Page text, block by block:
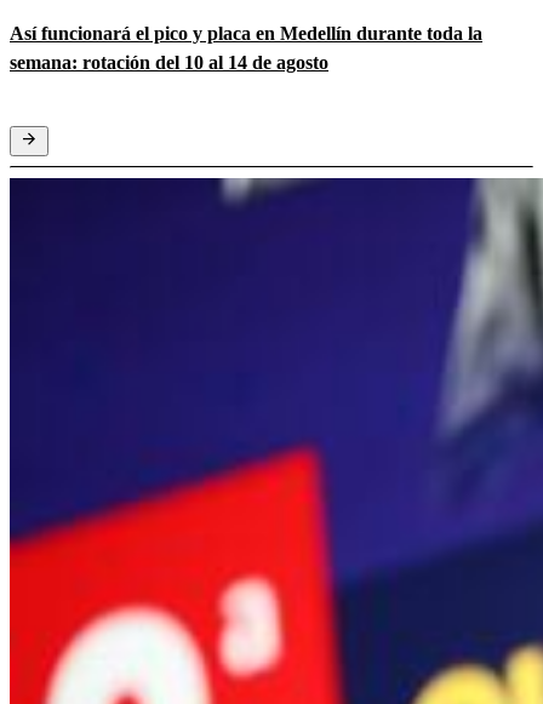
Así funcionará el pico y placa en Medellín durante toda la
semana: rotación del 10 al 14 de agosto